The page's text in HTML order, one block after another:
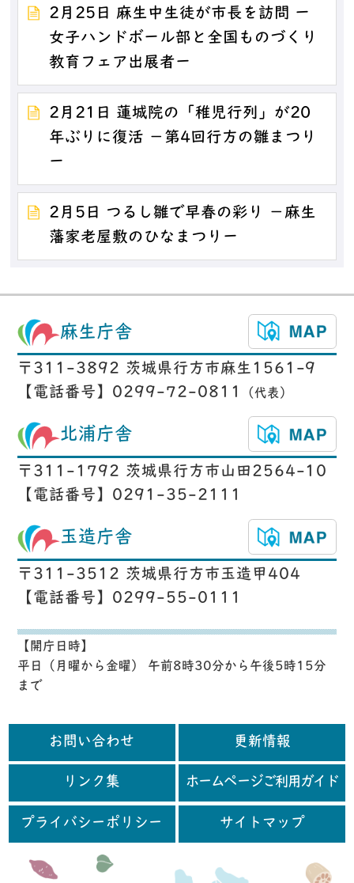
2月25日 麻生中生徒が市長を訪問 ー
女子ハンドボール部と全国ものづくり
教育フェア出展者ー
2月21日 蓮城院の「稚児行列」が20
年ぶりに復活 －第4回行方の雛まつり
ー
2月5日 つるし雛で早春の彩り －麻生
藩家老屋敷のひなまつりー
麻生庁舎
〒311-3892 茨城県行方市麻生1561-9
【電話番号】0299-72-0811
（代表）
北浦庁舎
〒311-1792 茨城県行方市山田2564-10
【電話番号】0291-35-2111
玉造庁舎
〒311-3512 茨城県行方市玉造甲404
【電話番号】0299-55-0111
【開庁日時】
平日（月曜から金曜） 午前8時30分から午後5時15分
まで
お問い合わせ 更新情報
リンク集 ホームページご利用ガイド
プライバシーポリシー サイトマップ